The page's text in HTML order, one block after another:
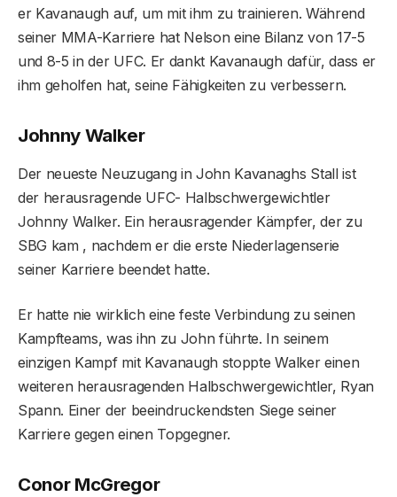
er Kavanaugh auf, um mit ihm zu trainieren. Während
seiner MMA-Karriere hat Nelson eine Bilanz von 17-5
und 8-5 in der UFC. Er dankt Kavanaugh dafür, dass er
ihm geholfen hat, seine Fähigkeiten zu verbessern.
Johnny Walker
Der neueste Neuzugang in John Kavanaghs Stall ist
der herausragende UFC- Halbschwergewichtler
Johnny Walker. Ein herausragender Kämpfer, der zu
SBG kam , nachdem er die erste Niederlagenserie
seiner Karriere beendet hatte.
Er hatte nie wirklich eine feste Verbindung zu seinen
Kampfteams, was ihn zu John führte. In seinem
einzigen Kampf mit Kavanaugh stoppte Walker einen
weiteren herausragenden Halbschwergewichtler, Ryan
Spann. Einer der beeindruckendsten Siege seiner
Karriere gegen einen Topgegner.
Conor McGregor